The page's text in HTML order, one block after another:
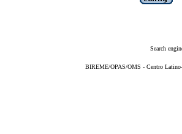
Search
BIREME/OPAS/OMS - Centro Latino-